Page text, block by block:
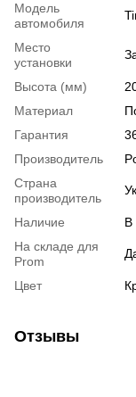
Модель
автомобиля
Место
установки
Высота (мм)
Материал
Гарантия
Производитель
Страна
производитель
Наличие
В
На складе для
Prom
Цвет
Отзывы